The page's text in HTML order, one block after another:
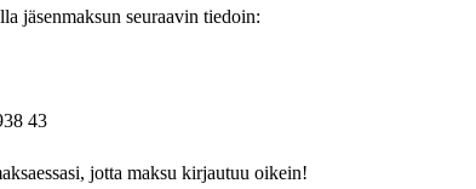
jäsenmaksun seuraavin tiedoin:
43
jotta maksu kirjautuu oikein!